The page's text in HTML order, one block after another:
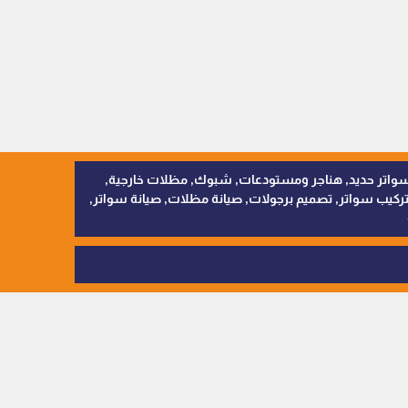
سواتر اقمشة, سواتر حديد, هناجر ومستودعات, شبوك, مظلات خارجية,
سواتر, تصميم برجولات, صيانة مظلات, صيانة سواتر,